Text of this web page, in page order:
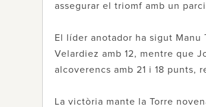
assegurar el triomf amb un
El líder anotador ha sigut Manu
Velardiez amb 12, mentre que
alcoverencs amb 21 i 18 punts,
La victòria mante la Torre